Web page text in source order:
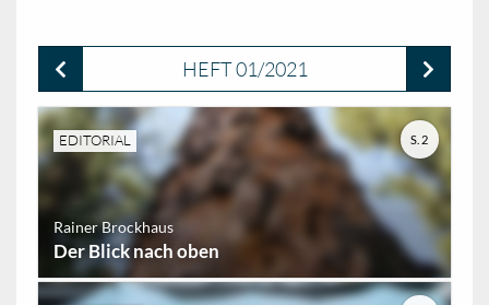
HEFT 01/2021
EDITORIAL
Rainer Brockhaus
Der Blick nach oben
S. 2